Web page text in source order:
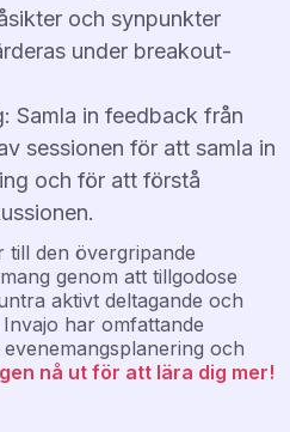
och synpunkter
under breakout-
Samla in feedback från
sessionen för att samla in
och för att förstå
till den övergripande
genom att tillgodose
aktivt deltagande och
har omfattande
och
nå ut för att lära dig mer!